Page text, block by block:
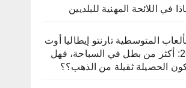
في اللائحة المهنية للبلديين
المتوسطية تارنتو إيطاليا أوت
26: أكثر من بطل في السباحة، فهل
الحصيلة ثقيلة من الذهب؟؟